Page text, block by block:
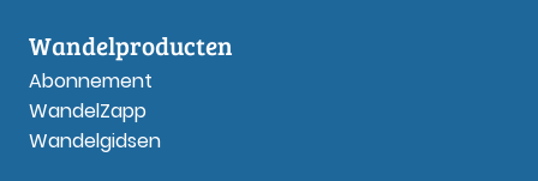
Wandelproducten
Abonnement
WandelZapp
Wandelgidsen